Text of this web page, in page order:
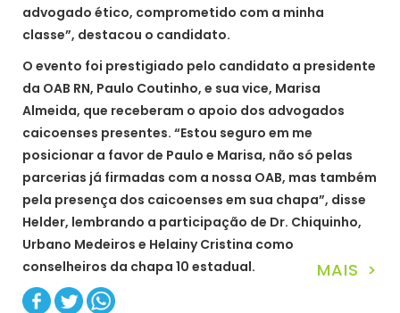
advogado ético, comprometido com a minha
classe”, destacou o candidato.
O evento foi prestigiado pelo candidato a presidente
da OAB RN, Paulo Coutinho, e sua vice, Marisa
Almeida, que receberam o apoio dos advogados
caicoenses presentes. “Estou seguro em me
posicionar a favor de Paulo e Marisa, não só pelas
parcerias já firmadas com a nossa OAB, mas também
pela presença dos caicoenses em sua chapa”, disse
Helder, lembrando a participação de Dr. Chiquinho,
Urbano Medeiros e Helainy Cristina como
conselheiros da chapa 10 estadual.
MAIS >